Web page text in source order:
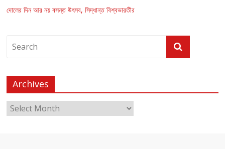
দোলের দিন আর নয় বসন্ত উৎসব, সিদ্ধান্ত বিশ্বভারতীর
Archives